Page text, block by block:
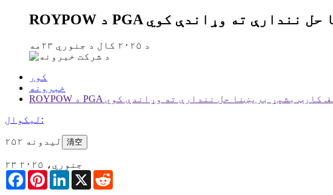
د ۲۰۲۵ کال د جنوري ۲۳مه
کور
خبرونه
لیکوال:
۲۵۲ لیدونه 清空
۲۳ جنوري، ۲۰۲۵
FacebookPinterestLinkedIn
X